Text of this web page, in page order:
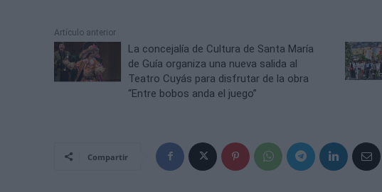
Artículo anterior
La concejalía de Cultura de Santa María
de Guía organiza una nueva salida al
Teatro Cuyás para disfrutar de la obra
“Entre bobos anda el juego”
Compartir